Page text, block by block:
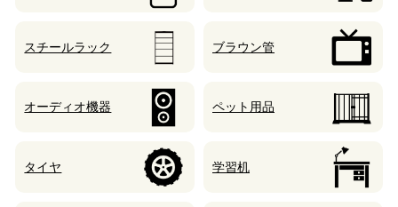
スチールラック ブラウン管
オーディオ機器 ペット用品
タイヤ 学習机